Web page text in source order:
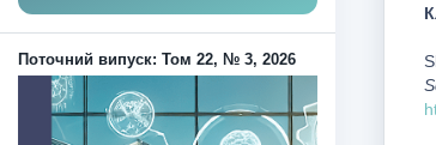
Поточний випуск: Том 22, № 3, 2026